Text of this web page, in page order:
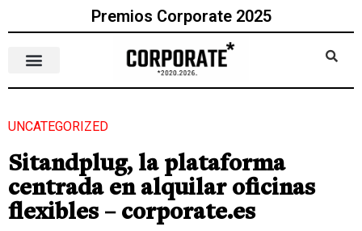
Premios Corporate 2025
UNCATEGORIZED
Sitandplug, la plataforma
centrada en alquilar oficinas
flexibles – corporate.es